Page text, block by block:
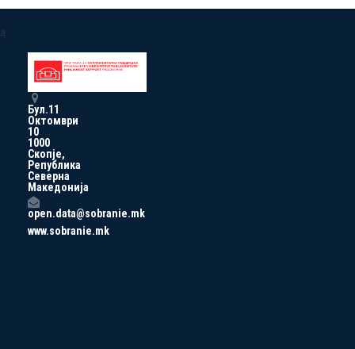
a
Бул.11
Октомври
10
1000
Скопје,
Република
Северна
Македонија
open.data@sobranie.mk
www.sobranie.mk